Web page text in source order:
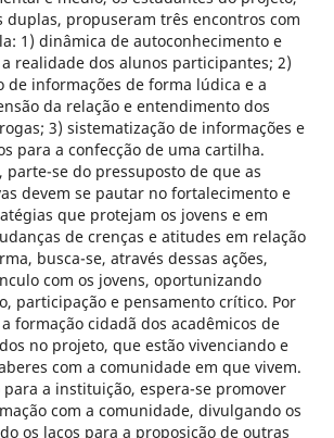
duplas, propuseram três encontros com
1) dinâmica de autoconhecimento e
realidade dos alunos participantes; 2)
informações de forma lúdica e a
da relação e entendimento dos
3) sistematização de informações e
para a confecção de uma cartilha.
parte-se do pressuposto de que as
devem se pautar no fortalecimento e
que protejam os jovens e em
de crenças e atitudes em relação
busca-se, através dessas ações,
com os jovens, oportunizando
participação e pensamento crítico. Por
formação cidadã dos acadêmicos de
no projeto, que estão vivenciando e
com a comunidade em que vivem.
para a instituição, espera-se promover
com a comunidade, divulgando os
os laços para a proposição de outras